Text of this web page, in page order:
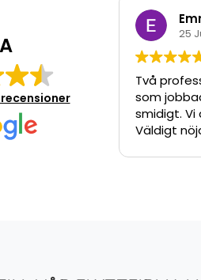
recensioner
25
Två
som
smidigt. Vi
Väldigt